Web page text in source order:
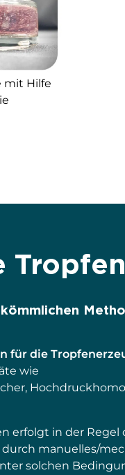
mit Hilfe
für die
wie
erfolgt in der Regel
manuelles/
solchen